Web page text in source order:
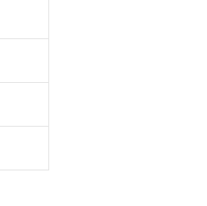
含有を証明するものではありま
ことがない限り、2022年1月12